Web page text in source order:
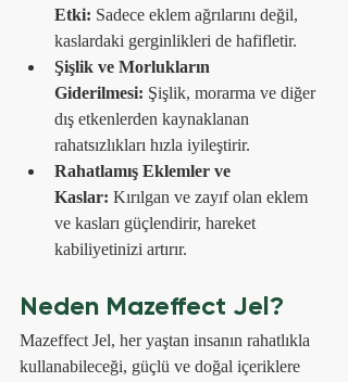
Etki: Sadece eklem ağrılarını değil,
kaslardaki gerginlikleri de hafifletir.
Şişlik ve Morlukların
Giderilmesi: Şişlik, morarma ve diğer
dış etkenlerden kaynaklanan
rahatsızlıkları hızla iyileştirir.
Rahatlamış Eklemler ve
Kaslar: Kırılgan ve zayıf olan eklem
ve kasları güçlendirir, hareket
kabiliyetinizi artırır.
Neden Mazeffect Jel?
Mazeffect Jel, her yaştan insanın rahatlıkla
kullanabileceği, güçlü ve doğal içeriklere